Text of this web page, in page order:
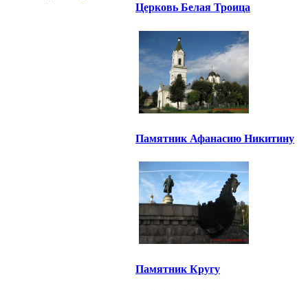
Церковь Белая Троица
Памятник Афанасию Никитину
Памятник Кругу